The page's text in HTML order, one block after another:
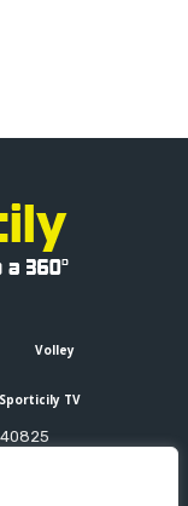
Volley
Sporticily TV
| Registro